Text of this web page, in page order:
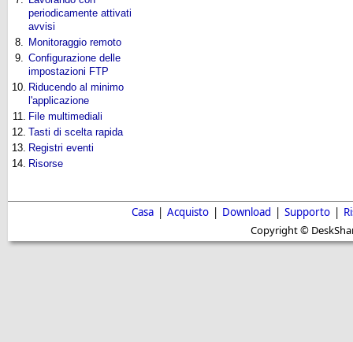
periodicamente attivati
avvisi
8. Monitoraggio remoto
9. Configurazione delle
impostazioni FTP
10. Riducendo al minimo
l'applicazione
11. File multimediali
12. Tasti di scelta rapida
13. Registri eventi
14. Risorse
Casa | Acquisto | Download | Supporto |
Copyright ©